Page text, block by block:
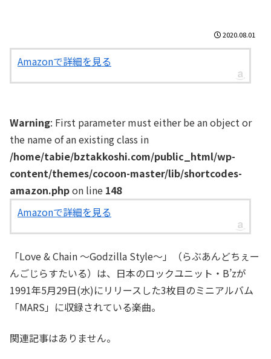
2020.08.01
Amazonで詳細を見る
Warning: First parameter must either be an object or
the name of an existing class in
/home/tabie/bztakkoshi.com/public_html/wp-
content/themes/cocoon-master/lib/shortcodes-
amazon.phpon line 148
Amazonで詳細を見る
「Love & Chain ～Godzilla Style～」（らぶあんどちぇー
んごじらすたいる）は、日本のロックユニット・B’zが
1991年5月29日(水)にリリースした3枚目のミニアルバム
「MARS」に収録されている楽曲。
関連記事はありません。